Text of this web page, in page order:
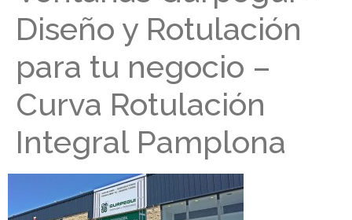
Diseño y Rotulación
para tu negocio –
Curva Rotulación
Integral Pamplona